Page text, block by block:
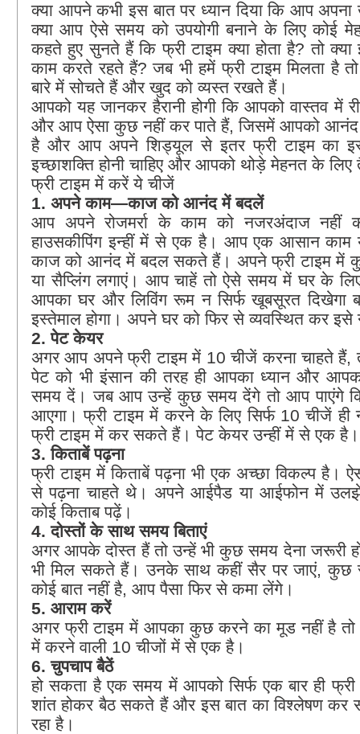
क्या आपने कभी इस बात पर ध्यान दिया कि आप
क्या आप ऐसे समय को उपयोगी बनाने के लिए कोई
कहते हुए सुनते हैं कि फ्री टाइम क्या होता है? तो
काम करते रहते हैं? जब भी हमें फ्री टाइम मिलता है
बारे में सोचते हैं और खुद को व्यस्त रखते हैं।
आपको यह जानकर हैरानी होगी कि आपको वास्तव में
और आप ऐसा कुछ नहीं कर पाते हैं, जिसमें आपको आनंद
है और आप अपने शिड्यूल से इतर फ्री टाइम का
इच्छाशक्ति होनी चाहिए और आपको थोड़े मेहनत के लिए
फ्री टाइम में करें ये चीजें
1. अपने काम—काज को आनंद में बदलें
आप अपने रोजमर्रा के काम को नजरअंदाज नहीं
हाउसकीपिंग इन्हीं में से एक है। आप एक आसान
काज को आनंद में बदल सकते हैं। अपने फ्री टाइम में
या सैप्लिंग लगाएं। आप चाहें तो ऐसे समय में घर के
आपका घर और लिविंग रूम न सिर्फ खूबसूरत दिखेगा
इस्तेमाल होगा। अपने घर को फिर से व्यवस्थित कर
2. पेट केयर
अगर आप अपने फ्री टाइम में 10 चीजें करना चाहते
पेट को भी इंसान की तरह ही आपका ध्यान और
समय दें। जब आप उन्हें कुछ समय देंगे तो आप पाएंगे
आएगा। फ्री टाइम में करने के लिए सिर्फ 10 चीजें
फ्री टाइम में कर सकते हैं। पेट केयर उन्हीं में से एक है।
3. किताबें पढ़ना
फ्री टाइम में किताबें पढ़ना भी एक अच्छा विकल्प है।
से पढ़ना चाहते थे। अपने आईपैड या आईफोन में
कोई किताब पढ़ें।
4. दोस्तों के साथ समय बिताएं
अगर आपके दोस्त हैं तो उन्हें भी कुछ समय देना जरूरी
भी मिल सकते हैं। उनके साथ कहीं सैर पर जाएं, कुछ
कोई बात नहीं है, आप पैसा फिर से कमा लेंगे।
5. आराम करें
अगर फ्री टाइम में आपका कुछ करने का मूड नहीं है तो
में करने वाली 10 चीजों में से एक है।
6. चुपचाप बैठें
हो सकता है एक समय में आपको सिर्फ एक बार ही
शांत होकर बैठ सकते हैं और इस बात का विश्लेषण कर
रहा है।